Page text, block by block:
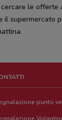
le offerte
il supermercato
punto